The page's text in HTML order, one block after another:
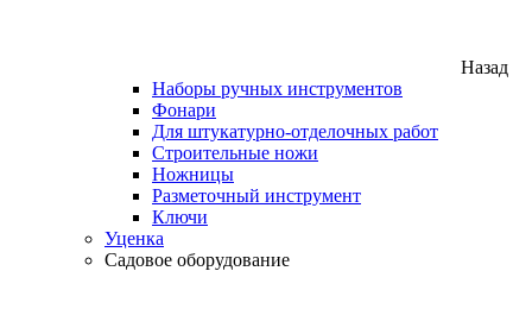
Назад
Наборы ручных инструментов
Фонари
Для штукатурно-отделочных работ
Строительные ножи
Ножницы
Разметочный инструмент
Ключи
Уценка
Садовое оборудование